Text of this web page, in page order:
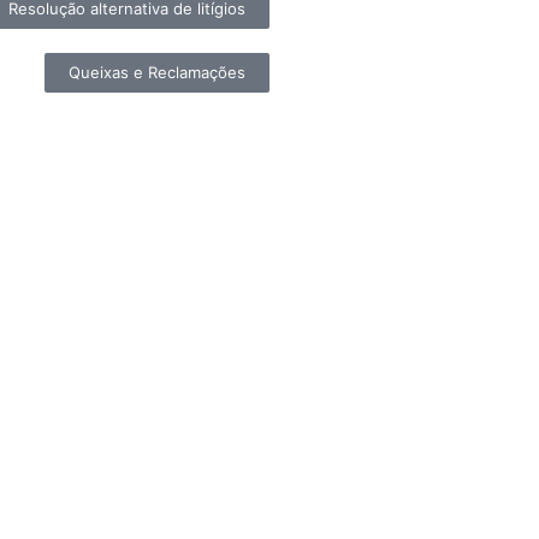
Resolução alternativa de litígios
Queixas e Reclamações